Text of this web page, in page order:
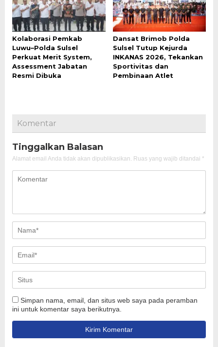
Kolaborasi Pemkab
Luwu–Polda Sulsel
Perkuat Merit System,
Assessment Jabatan
Resmi Dibuka
Dansat Brimob Polda
Sulsel Tutup Kejurda
INKANAS 2026, Tekankan
Sportivitas dan
Pembinaan Atlet
Komentar
Tinggalkan Balasan
Alamat email Anda tidak akan dipublikasikan. Ruas yang wajib ditandai *
Simpan nama, email, dan situs web saya pada peramban
ini untuk komentar saya berikutnya.